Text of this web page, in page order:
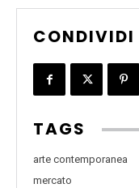
CONDIVIDI
TAGS
arte contemporanea
mercato